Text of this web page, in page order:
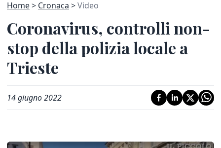
Home Cronaca Video
Coronavirus, controlli non-
stop della polizia locale a
Trieste
14 giugno 2022